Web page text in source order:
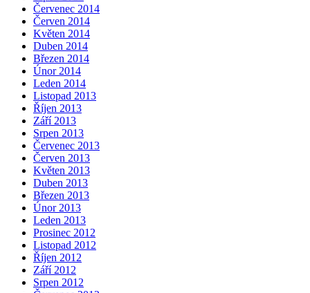
Červenec 2014
Červen 2014
Květen 2014
Duben 2014
Březen 2014
Únor 2014
Leden 2014
Listopad 2013
Říjen 2013
Září 2013
Srpen 2013
Červenec 2013
Červen 2013
Květen 2013
Duben 2013
Březen 2013
Únor 2013
Leden 2013
Prosinec 2012
Listopad 2012
Říjen 2012
Září 2012
Srpen 2012